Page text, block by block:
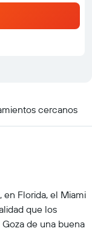
cercanos
Florida, el Miami
que los
de una buena